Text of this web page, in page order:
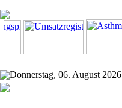
Donnerstag, 06. August 2026